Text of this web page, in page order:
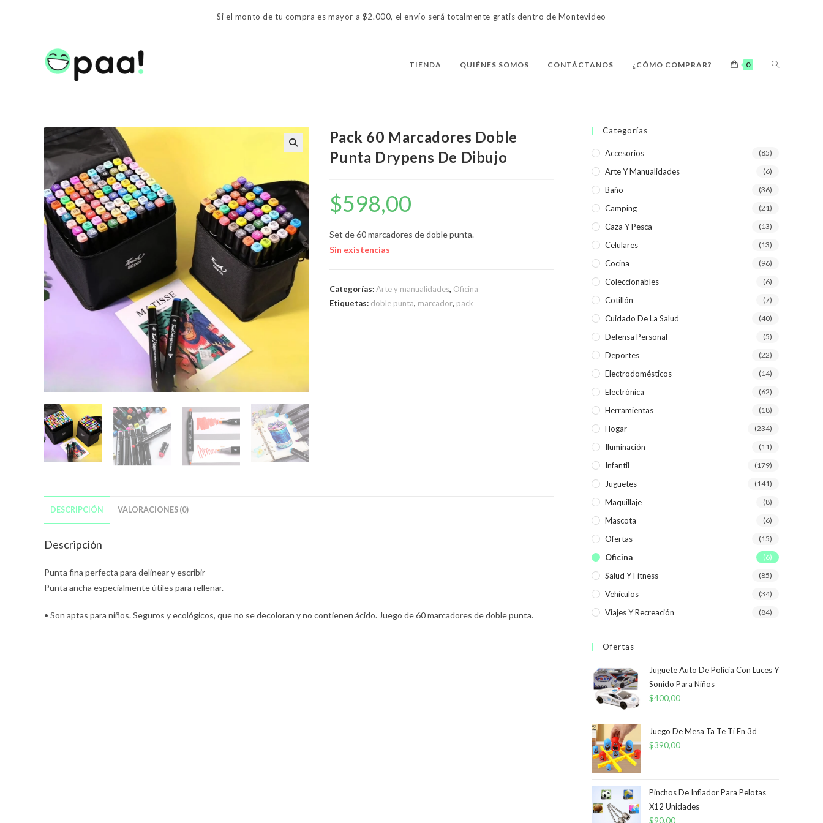
Si el monto de tu compra es mayor a $2.000, el envío será totalmente gratis dentro de Montevideo
TIENDA QUIÉNES SOMOS CONTÁCTANOS ¿CÓMO COMPRAR? 0 ALTERNAR
DE
LA
Pack 60 Marcadores Doble
Punta Drypens De Dibujo
$598,00
Set de 60 marcadores de doble punta.
Sin existencias
Categorías:Arte y manualidades, Oficina
Etiquetas: doble punta, marcador, pack
DESCRIPCIÓN VALORACIONES (0)
Descripción
Punta fina perfecta para delinear y escribir
Punta ancha especialmente útiles para rellenar.
• Son aptas para niños. Seguros y ecológicos, que no se decoloran y no contienen ácido. Juego de 60 marcadores de doble punta.
Categorías
Accesorios (85)
Arte Y Manualidades (6)
Baño (36)
Camping (21)
Caza Y Pesca (13)
Celulares (13)
Cocina (96)
Coleccionables (6)
Cotillón (7)
Cuidado De La Salud (40)
Defensa Personal (5)
Deportes (22)
Electrodomésticos (14)
Electrónica (62)
Herramientas (18)
Hogar (234)
Iluminación (11)
Infantil (179)
Juguetes (141)
Maquillaje (8)
Mascota (6)
Ofertas (15)
Oficina (6)
Salud Y Fitness (85)
Vehículos (34)
Viajes Y Recreación (84)
Ofertas
Juguete Auto De Policia Con Luces Y
Sonido Para Niños
$400,00
Juego De Mesa Ta Te Ti En 3d
$390,00
Pinchos De Inflador Para Pelotas
X12 Unidades
$90,00